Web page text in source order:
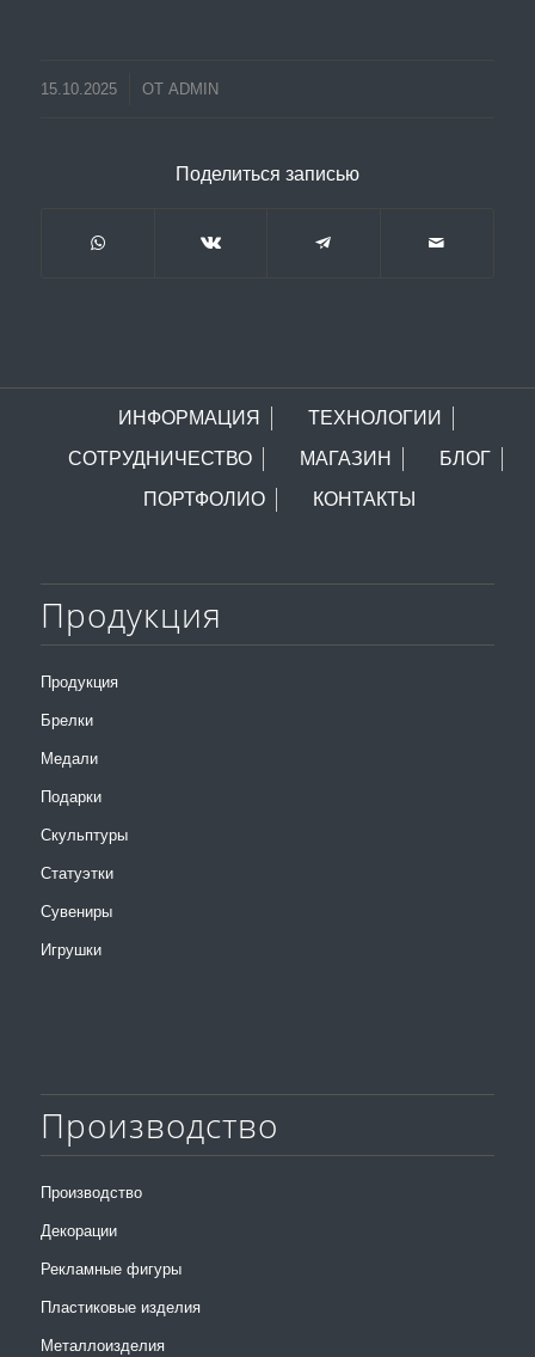
15.10.2025 ОТ ADMIN
Поделиться записью
ИНФОРМАЦИЯ
ТЕХНОЛОГИИ
СОТРУДНИЧЕСТВО
МАГАЗИН
БЛОГ
ПОРТФОЛИО
КОНТАКТЫ
Продукция
Продукция
Брелки
Медали
Подарки
Скульптуры
Статуэтки
Сувениры
Игрушки
Производство
Производство
Декорации
Рекламные фигуры
Пластиковые изделия
Металлоизделия